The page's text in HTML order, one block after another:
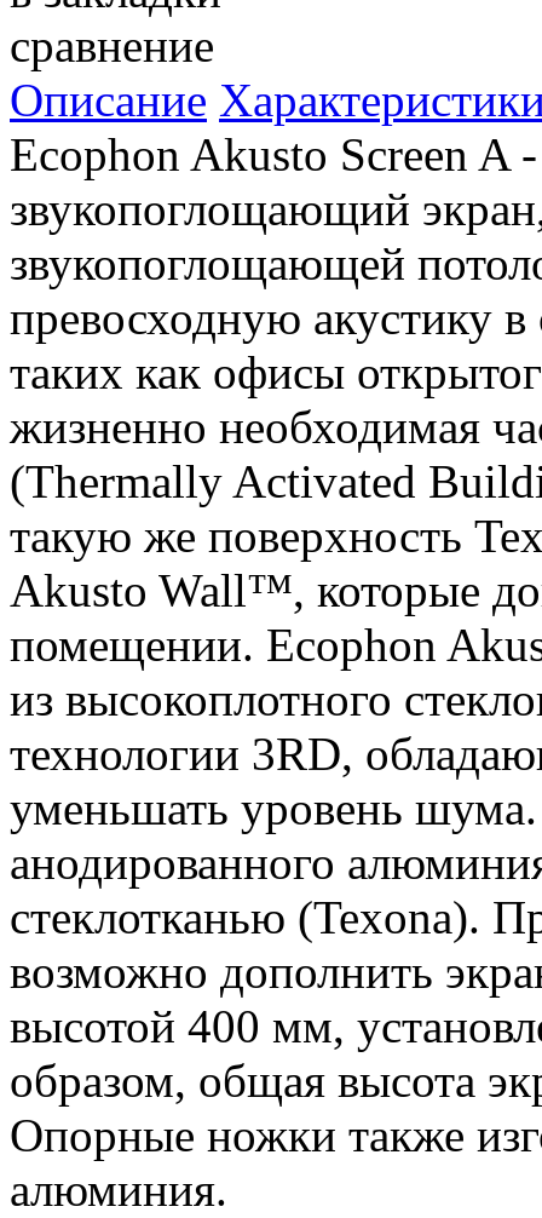
сравнение
Описание
Ecophon Akusto Screen A
звукопоглощающий
звукопоглощающей
превосходную акустику
таких как офисы
жизненно необходимая
(Thermally Activated
такую же поверхность
Akusto Wall™, которые
помещении. Ecophon
из высокоплотного
технологии 3RD,
уменьшать уровень
анодированного
стеклотканью (Texona).
возможно дополнить
высотой 400 мм,
образом, общая высота
Опорные ножки также
алюминия.